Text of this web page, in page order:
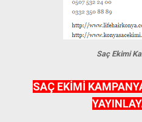
Saç Ekimi
SAÇ EKİMİ